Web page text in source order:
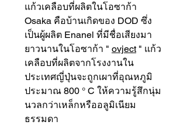
แก้วเคลือบที่ผลิตในโอซาก้า
Osaka คือบ้านเกิดของ DOD ซึ่ง
เป็นผู้ผลิต Enanel ที่มีชื่อเสียงมา
ยาวนานในโอซาก้า " ovject" แก้ว
เคลือบที่ผลิตจากโรงงานใน
ประเทศญี่ปุ่นจะถูกเผาที่อุณหภูมิ
ประมาณ 800 ° C ให้ความรู้สึกนุ่ม
นวลกว่าเหล็กหรืออลูมิเนียม
ธรรมดา